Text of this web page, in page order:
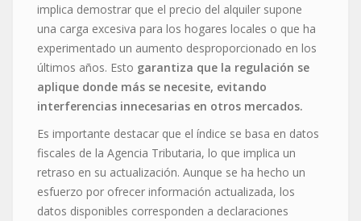
implica demostrar que el precio del alquiler supone
una carga excesiva para los hogares locales o que ha
experimentado un aumento desproporcionado en los
últimos años. Esto garantiza que la regulación se
aplique donde más se necesite, evitando
interferencias innecesarias en otros mercados.
Es importante destacar que el índice se basa en datos
fiscales de la Agencia Tributaria, lo que implica un
retraso en su actualización. Aunque se ha hecho un
esfuerzo por ofrecer información actualizada, los
datos disponibles corresponden a declaraciones